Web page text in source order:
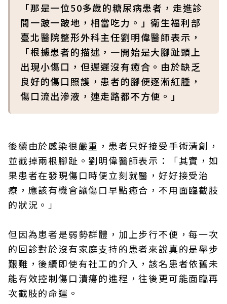
「那是一位50多歲的糖尿病患者，走進診
間一跛一跛地，相當吃力。」衛生福利部
臺北醫院整形外科主任劉明偉醫師表示，
「根據患者的描述，一開始是大腳趾頭上
出現小傷口，但遲遲沒有癒合。由於缺乏
良好的傷口照護，患者的腳便逐漸紅腫，
傷口流出滲液，連走路都不方便。」
後續由於感染很嚴重，患者只好接受手術清創，
並截掉兩根腳趾。劉明偉醫師表示：「其實，如
果患者在發現傷口時便立刻就醫，好好接受治
療，應該有機會讓傷口早點癒合，不用面臨截肢
的狀況。」
但因為患者是弱勢群體，加上步行不便，每一次
的回診對於沒有家庭支持的患者來說真的是舉步
艱難，後續即使有社工的介入，該名患者依舊未
能有效控制傷口潰瘍的進程，往後更可能面臨再
次截肢的命運。